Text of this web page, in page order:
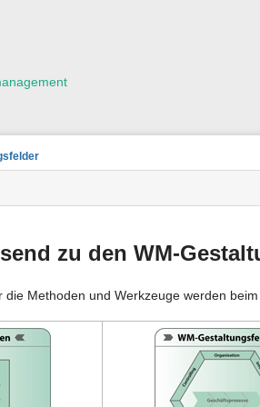
zu den WM-
die Methoden und Werkzeuge werden